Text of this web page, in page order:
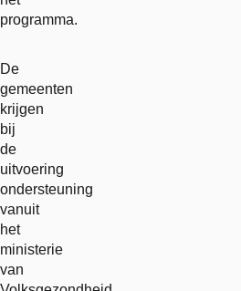
programma.
De
gemeenten
krijgen
bij
de
uitvoering
ondersteuning
vanuit
het
ministerie
van